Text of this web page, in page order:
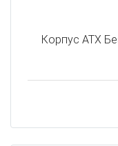
Корпус ATX